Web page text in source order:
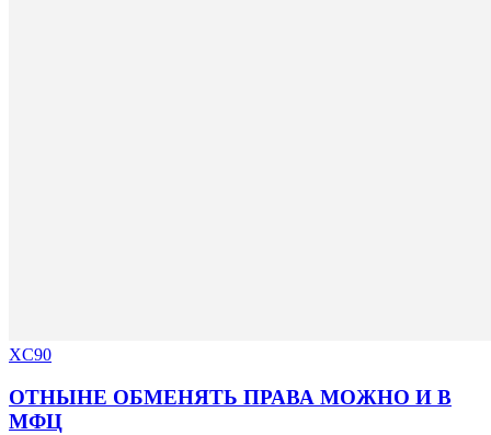
XC90
ОТНЫНЕ ОБМЕНЯТЬ ПРАВА МОЖНО И В
МФЦ